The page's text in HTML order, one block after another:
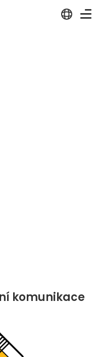
komunikace